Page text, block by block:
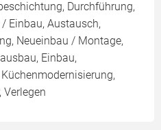
Durchführung,
Einbau, Austausch,
Neueinbau / Montage,
Einbau,
Verlegen